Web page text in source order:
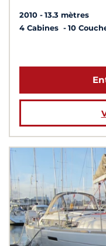
2010
13.3 mètres
4 Cabines
10